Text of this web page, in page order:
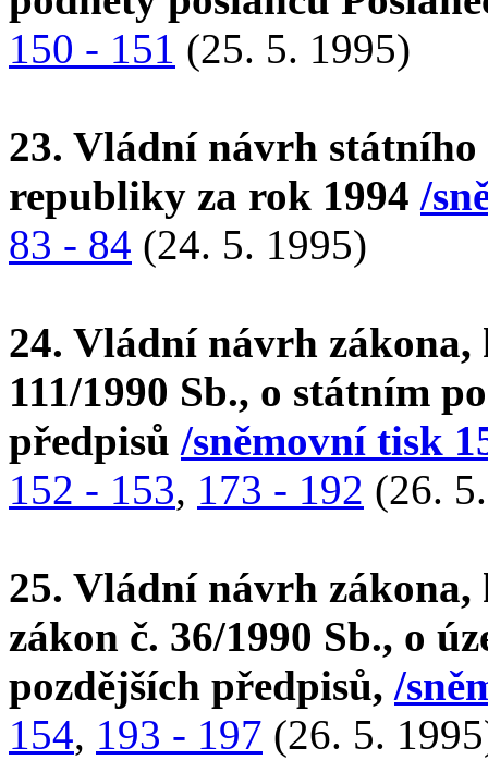
150 - 151 (25. 5. 1995)
23. Vládní návrh státního
republiky za rok 1994 /
83 - 84 (24. 5. 1995)
24. Vládní návrh zákona,
111/1990 Sb., o státním
předpisů /sněmovní tisk
152 - 153, 173 - 192 (26.
25. Vládní návrh
zákon č. 36/1990 Sb., o
pozdějších předpisů, /
154, 193 - 197 (26. 5.